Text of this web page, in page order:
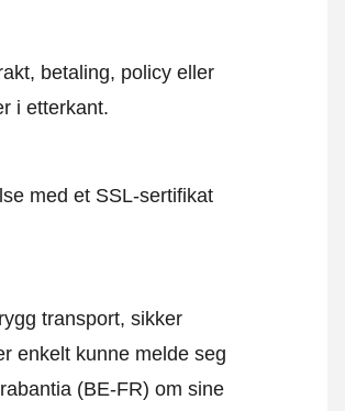
betaling, policy eller
i etterkant.
med et SSL-sertifikat
transport, sikker
enkelt kunne melde seg
(BE-FR) om sine